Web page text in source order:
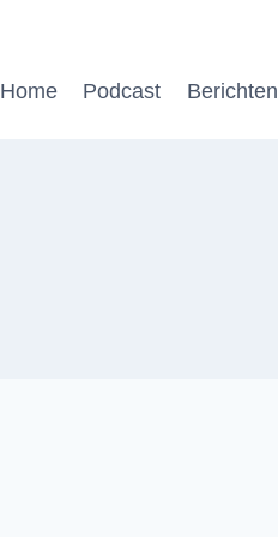
Home Podcast Berichten